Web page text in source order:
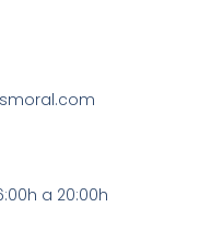
a 20:00h